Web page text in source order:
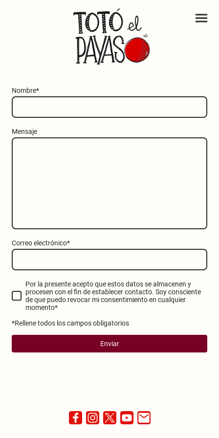
Nombre*
Mensaje
Correo electrónico*
Por la presente acepto que estos datos se almacenen y
procesen con el fin de establecer contacto. Soy consciente
de que puedo revocar mi consentimiento en cualquier
momento*
*Rellene todos los campos obligatorios
Enviar